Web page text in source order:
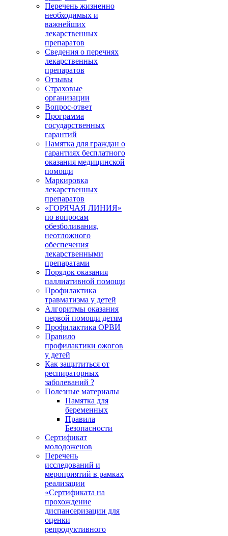
Перечень жизненно
необходимых и
важнейших
лекарственных
препаратов
Сведения о перечнях
лекарственных
препаратов
Отзывы
Страховые
организации
Вопрос-ответ
Программа
государственных
гарантий
Памятка для граждан о
гарантиях бесплатного
оказания медицинской
помощи
Маркировка
лекарственных
препаратов
«ГОРЯЧАЯ ЛИНИЯ»
по вопросам
обезболивания,
неотложного
обеспечения
лекарственными
препаратами
Порядок оказания
паллиативной помощи
Профилактика
травматизма у детей
Алгоритмы оказания
первой помощи детям
Профилактика ОРВИ
Правило
профилактики ожогов
у детей
Как защититься от
респираторных
заболеваний ?
Полезные материалы
Памятка для
беременных
Правила
Безопасности
Сертификат
молодоженов
Перечень
исследований и
мероприятий в рамках
реализации
«Сертификата на
прохождение
диспансеризации для
оценки
репродуктивного